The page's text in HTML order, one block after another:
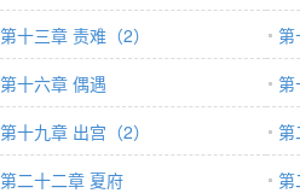
第十三章 责难（2）
第十六章 偶遇
第十九章 出宫（2）
第
第二十二章 夏府
第